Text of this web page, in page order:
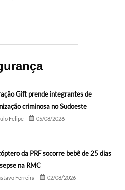
Gift prende integrantes de
criminosa no Sudoeste
Felipe 05/08/2026
da PRF socorre bebê de 25 dias
na RMC
Ferreira 02/08/2026